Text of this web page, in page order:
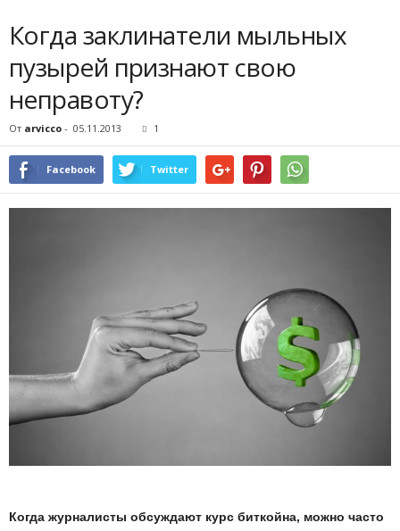
Когда заклинатели мыльных
пузырей признают свою
неправоту?
От arvicco - 05.11.2013 1
Facebook Twitter
Когда журналисты обсуждают курс биткойна, можно часто